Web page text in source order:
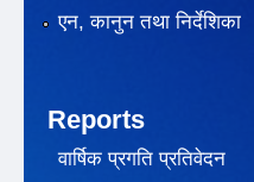
एन, कानुन तथा निर्देशिका
Reports
वार्षिक प्रगति प्रतिवेदन